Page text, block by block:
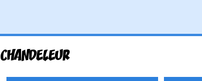
CHANDELEUR